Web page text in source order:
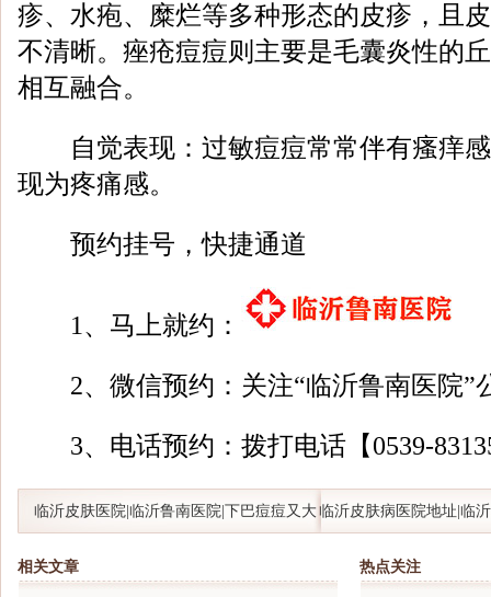
疹、水疱、糜烂等多种形态的皮疹，且
不清晰。痤疮痘痘则主要是毛囊炎性的
相互融合。
自觉表现：过敏痘痘常常伴有瘙痒感
现为疼痛感。
预约挂号，快捷通道
1、马上就约：
2、微信预约：关注“临沂鲁南医院”
3、电话预约：拨打电话【0539-
临沂皮肤医院|临沂鲁南医院|下巴痘痘又大
又红反复生长为什么?
临沂皮肤病医院地址|临
囊炎脂溢性皮炎如何正确
相关文章 热点关注